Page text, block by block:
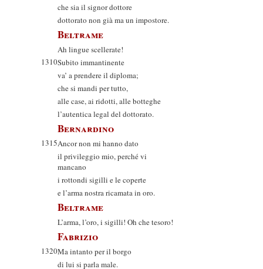
che sia il signor dottore
dottorato non già ma un impostore.
Beltrame
Ah lingue scellerate!
1310Subito immantinente
va’ a prendere il diploma;
che si mandi per tutto,
alle case, ai ridotti, alle botteghe
l’autentica legal del dottorato.
Bernardino
1315Ancor non mi hanno dato
il privileggio mio, perché vi
mancano
i rottondi sigilli e le coperte
e l’arma nostra ricamata in oro.
Beltrame
L’arma, l’oro, i sigilli! Oh che tesoro!
Fabrizio
1320Ma intanto per il borgo
di lui si parla male.